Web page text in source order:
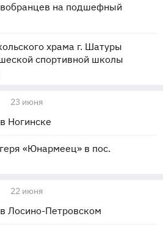
на подшефный
храма г. Шатуры
спортивной школы
23 июня
Ногинске
«Юнармеец» в пос.
22 июня
Лосино-Петровском